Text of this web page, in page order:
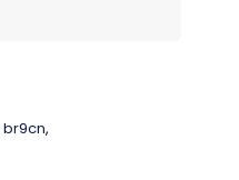
br9cn,